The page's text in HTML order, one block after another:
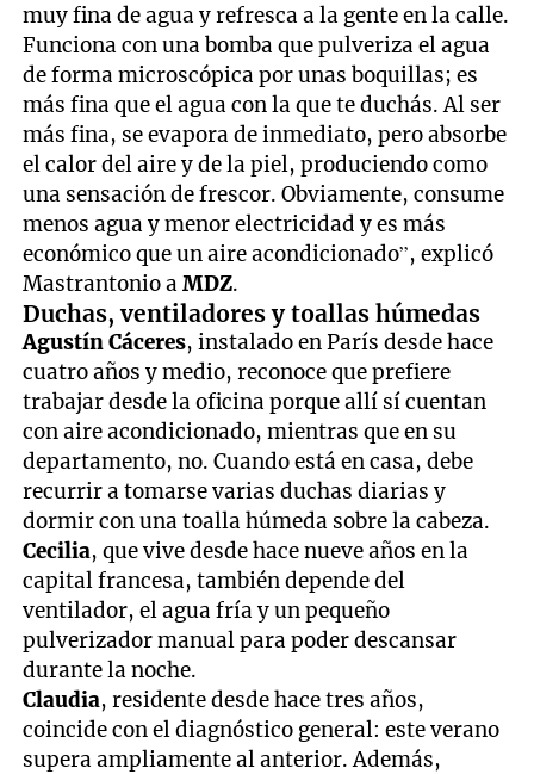
muy fina de agua y refresca a la gente en la calle.
Funciona con una bomba que pulveriza el agua
de forma microscópica por unas boquillas; es
más fina que el agua con la que te duchás. Al ser
más fina, se evapora de inmediato, pero absorbe
el calor del aire y de la piel, produciendo como
una sensación de frescor. Obviamente, consume
menos agua y menor electricidad y es más
económico que un aire acondicionado”, explicó
Mastrantonio aMDZ.
Duchas, ventiladores y toallas húmedas
Agustín Cáceres, instalado en París desde hace
cuatro años y medio, reconoce que prefiere
trabajar desde la oficina porque allí sí cuentan
con aire acondicionado, mientras que en su
departamento, no. Cuando está en casa, debe
recurrir a tomarse varias duchas diarias y
dormir con una toalla húmeda sobre la cabeza.
Cecilia, que vive desde hace nueve años en la
capital francesa, también depende del
ventilador, el agua fría y un pequeño
pulverizador manual para poder descansar
durante la noche.
Claudia, residente desde hace tres años,
coincide con el diagnóstico general: este verano
supera ampliamente al anterior. Además,